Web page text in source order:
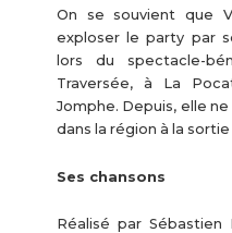
On se souvient que
exploser le party par
lors du spectacle-
Traversée, à La
Jomphe. Depuis, elle
dans la région à la sortie
Ses chansons
Réalisé par